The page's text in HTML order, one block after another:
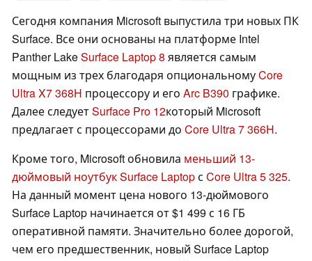
Сегодня компания Microsoft выпустила три новых ПК
Surface. Все они основаны на платформе Intel
Panther LakeSurface Laptop 8 является самым
мощным из трех благодаря опциональномуCore
Ultra X7 368H процессору и его Arc B390 графике.
Далее следуетSurface Pro 12который Microsoft
предлагает с процессорами до Core Ultra 7 366H.
Кроме того, Microsoft обновила меньший 13-
дюймовый ноутбук Surface Laptopс Core Ultra 5 325.
На данный момент цена нового 13-дюймового
Surface Laptop начинается от $1 499 с 16 ГБ
оперативной памяти. Значительно более дорогой,
чем его предшественник, новый Surface Laptop